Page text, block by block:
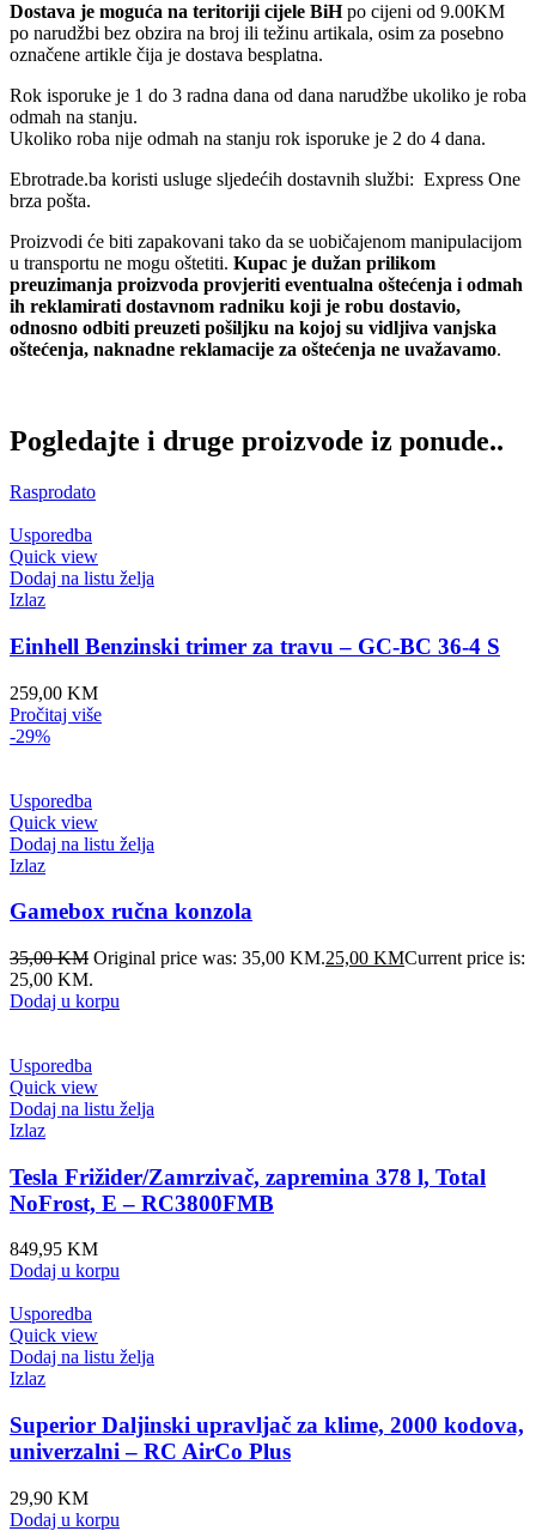
Dostava je moguća na teritoriji cijele BiHpo cijeni od 9.00KM
po narudžbi bez obzira na broj ili težinu artikala, osim za posebno
označene artikle čija je dostava besplatna.
Rok isporuke je 1 do 3 radna dana od dana narudžbe ukoliko je roba
odmah na stanju.
Ukoliko roba nije odmah na stanju rok isporuke je 2 do 4 dana.
Ebrotrade.ba koristi usluge sljedećih dostavnih službi: Express One
brza pošta.
Proizvodi će biti zapakovani tako da se uobičajenom manipulacijom
u transportu ne mogu oštetiti. Kupac je dužan prilikom
preuzimanja proizvoda provjeriti eventualna oštećenja i odmah
ih reklamirati dostavnom radniku koji je robu dostavio,
odnosno odbiti preuzeti pošiljku na kojoj su vidljiva vanjska
oštećenja, naknadne reklamacije za oštećenja ne uvažavamo.
Pogledajte i druge proizvode iz ponude..
Rasprodato
Usporedba
Quick view
Dodaj na listu želja
Izlaz
Einhell Benzinski trimer za travu – GC-BC 36-4 S
259,00 KM
Pročitaj više
-29%
Usporedba
Quick view
Dodaj na listu želja
Izlaz
Gamebox ručna konzola
35,00KM Original price was: 35,00 KM.25,00 KMCurrent price is:
25,00 KM.
Dodaj u korpu
Usporedba
Quick view
Dodaj na listu želja
Izlaz
Tesla Frižider/Zamrzivač, zapremina 378 l, Total
NoFrost, E – RC3800FMB
849,95 KM
Dodaj u korpu
Usporedba
Quick view
Dodaj na listu želja
Izlaz
Superior Daljinski upravljač za klime, 2000 kodova,
univerzalni – RC AirCo Plus
29,90 KM
Dodaj u korpu